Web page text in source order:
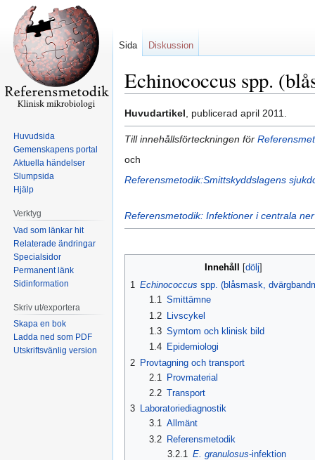
Echinococcus spp.
Hoppa
till
navigering
Hoppa
till
sök
Huvudartikel, publicerad april 2011.
Till innehållsförteckningen för
och
Referensmetodik:Smittskyddslagens
Referensmetodik: Infektioner i centrala
Innehåll
1 Echinococcus spp. (blåsmask,
1.1 Smittämne
1.2
Livscykel
1.3 Symtom och klinisk bild
1.4
Epidemiologi
2 Provtagning och transport
2.1
Provmaterial
2.2 Transport
3 Laboratoriediagnostik
3.1 Allmänt
3.2 Referensmetodik
3.2.1
E. granulosus-infektion
Sida Diskussion
Huvudsida
Gemenskapens portal
Aktuella händelser
Slumpsida
Hjälp
Verktyg
Vad som länkar hit
Relaterade ändringar
Specialsidor
Permanent länk
Sidinformation
Skriv ut/exportera
Skapa en bok
Ladda ned som PDF
Utskriftsvänlig version